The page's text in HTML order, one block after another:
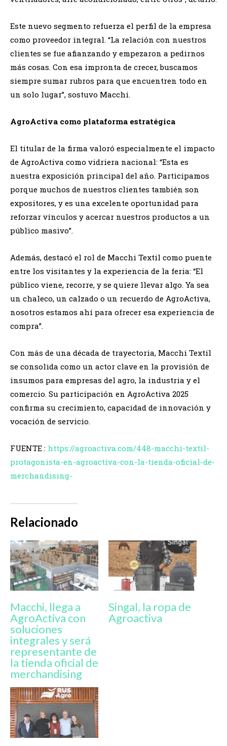
Este nuevo segmento refuerza el perfil de la empresa
como proveedor integral. “La relación con nuestros
clientes se fue afianzando y empezaron a pedirnos
más cosas. Con esa impronta de crecer, buscamos
siempre sumar rubros para que encuentren todo en
un solo lugar”, sostuvo Macchi.
AgroActiva como plataforma estratégica
El titular de la firma valoró especialmente el impacto
de AgroActiva como vidriera nacional: “Esta es
nuestra exposición principal del año. Participamos
porque muchos de nuestros clientes también son
expositores, y es una excelente oportunidad para
reforzar vínculos y acercar nuestros productos a un
público masivo”.
Además, destacó el rol de Macchi Textil como puente
entre los visitantes y la experiencia de la feria: “El
público viene, recorre, y se quiere llevar algo. Ya sea
un chaleco, un calzado o un recuerdo de AgroActiva,
nosotros estamos ahí para ofrecer esa experiencia de
compra”.
Con más de una década de trayectoria, Macchi Textil
se consolida como un actor clave en la provisión de
insumos para empresas del agro, la industria y el
comercio. Su participación en AgroActiva 2025
confirma su crecimiento, capacidad de innovación y
vocación de servicio.
FUENTE : https://agroactiva.com/448-macchi-textil-
protagonista-en-agroactiva-con-la-tienda-oficial-de-
merchandising-
Relacionado
Macchi, llega a
AgroActiva con
soluciones
integrales y será
representante de
la tienda oficial de
merchandising
Singal, la ropa de
Agroactiva